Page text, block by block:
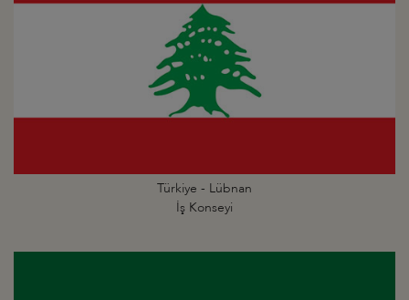
Türkiye - Lübnan
İş Konseyi